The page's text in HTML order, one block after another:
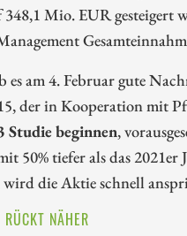
Mio. EUR gesteigert
am 4. Februar gute
der in Kooperation mit
Studie beginnen,
50% tiefer als das
die Aktie schnell
NÄHER